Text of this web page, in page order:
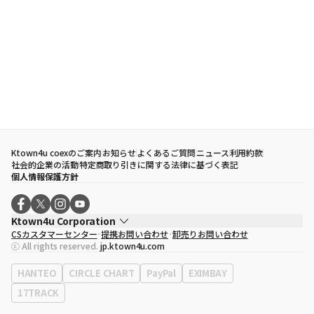
Ktown4u coexのご案内お知らせよくあるご質問ニュース利用約款
社会的企業の活動特定商取り引きに関する法律に基づく表記
個人情報保護方針
Ktown4u Corporation
代表取締役
ソン・ヒョミン
事業者登録番号120-87-71116
eContext
0120-23-7523
事務所住所
ソウル特別市江南区永東大路513、3階(三成洞、coex)
CSカスタマーセンター 提携お問い合わせ 卸売りお問い合わせ
ⓒ All rights reserved. jp.ktown4u.com
HANTEO CIRCLE CHART PayPal
EXIMBAY
17TRACK